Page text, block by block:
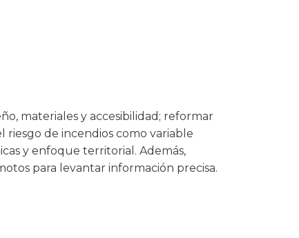
materiales y accesibilidad; reformar
riesgo de incendios como variable
y enfoque territorial. Además,
para levantar información precisa.